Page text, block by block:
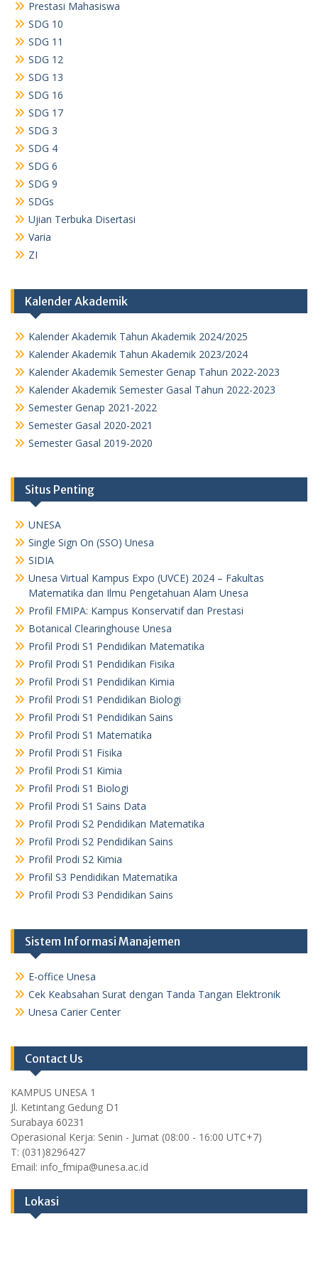
Prestasi Mahasiswa
SDG 10
SDG 11
SDG 12
SDG 13
SDG 16
SDG 17
SDG 3
SDG 4
SDG 6
SDG 9
SDGs
Ujian Terbuka Disertasi
Varia
ZI
Kalender Akademik
Kalender Akademik Tahun Akademik 2024/2025
Kalender Akademik Tahun Akademik 2023/2024
Kalender Akademik Semester Genap Tahun 2022-2023
Kalender Akademik Semester Gasal Tahun 2022-2023
Semester Genap 2021-2022
Semester Gasal 2020-2021
Semester Gasal 2019-2020
Situs Penting
UNESA
Single Sign On (SSO) Unesa
SIDIA
Unesa Virtual Kampus Expo (UVCE) 2024 – Fakultas
Matematika dan Ilmu Pengetahuan Alam Unesa
Profil FMIPA: Kampus Konservatif dan Prestasi
Botanical Clearinghouse Unesa
Profil Prodi S1 Pendidikan Matematika
Profil Prodi S1 Pendidikan Fisika
Profil Prodi S1 Pendidikan Kimia
Profil Prodi S1 Pendidikan Biologi
Profil Prodi S1 Pendidikan Sains
Profil Prodi S1 Matematika
Profil Prodi S1 Fisika
Profil Prodi S1 Kimia
Profil Prodi S1 Biologi
Profil Prodi S1 Sains Data
Profil Prodi S2 Pendidikan Matematika
Profil Prodi S2 Pendidikan Sains
Profil Prodi S2 Kimia
Profil S3 Pendidikan Matematika
Profil Prodi S3 Pendidikan Sains
Sistem Informasi Manajemen
E-office Unesa
Cek Keabsahan Surat dengan Tanda Tangan Elektronik
Unesa Carier Center
Contact Us
KAMPUS UNESA 1
Jl. Ketintang Gedung D1
Surabaya 60231
Operasional Kerja: Senin - Jumat (08:00 - 16:00 UTC+7)
T: (031)8296427
Email: info_fmipa@unesa.ac.id
Lokasi